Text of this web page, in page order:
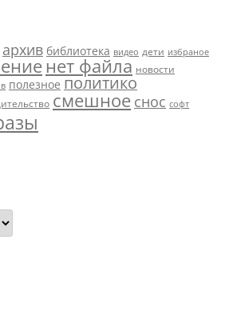
архив библиотека видео дети избраное
нет файла новости
полезное политико
смешное снос софт